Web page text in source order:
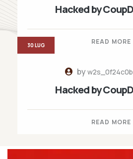
Hacked by
READ MORE
by
Hacked by
READ MORE
30 LUG